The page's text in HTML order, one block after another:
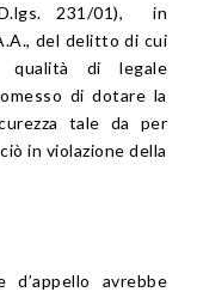
231/01), in
del delitto di cui
di legale
di dotare la
tale da per
in violazione della
avrebbe